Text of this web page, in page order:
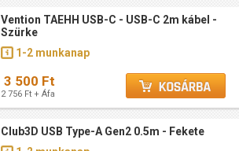
Vention TAEHH USB-C - USB-C 2m kábel -
Szürke
1-2 munkanap
3 500 Ft
2 756 Ft + Áfa
Club3D USB Type-A Gen2 0.5m - Fekete